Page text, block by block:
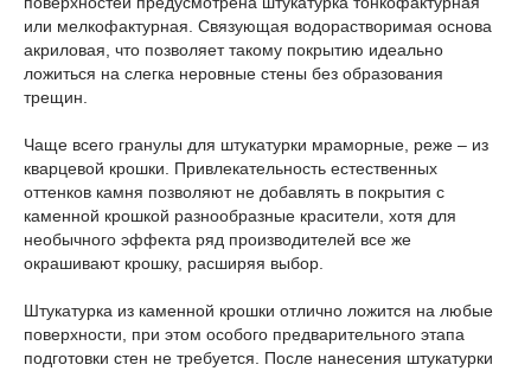
или мелкофактурная. Связующая водорастворимая основа
акриловая, что позволяет такому покрытию идеально
ложиться на слегка неровные стены без образования
трещин.
Чаще всего гранулы для штукатурки мраморные, реже – из
кварцевой крошки. Привлекательность естественных
оттенков камня позволяют не добавлять в покрытия с
каменной крошкой разнообразные красители, хотя для
необычного эффекта ряд производителей все же
окрашивают крошку, расширяя выбор.
Штукатурка из каменной крошки отлично ложится на любые
поверхности, при этом особого предварительного этапа
подготовки стен не требуется. После нанесения штукатурки